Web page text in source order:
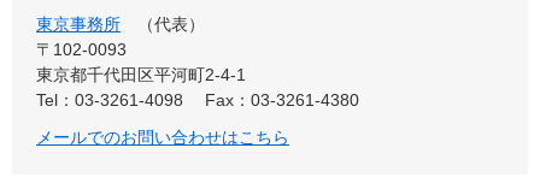
東京事務所
代表
〒102-0093
東京都千代田区平河町2-4-1
Tel：03-3261-4098
Fax：03-3261-4380
メールでのお問い合わせはこちら